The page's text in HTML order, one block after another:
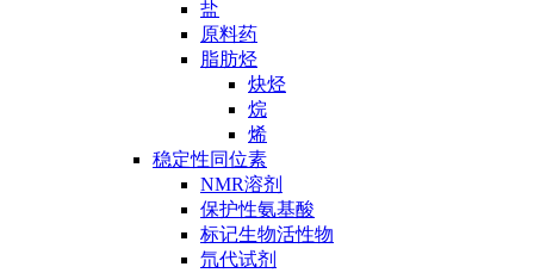
盐
原料药
脂肪烃
炔烃
烷
烯
稳定性同位素
NMR溶剂
保护性氨基酸
标记生物活性物
氘代试剂